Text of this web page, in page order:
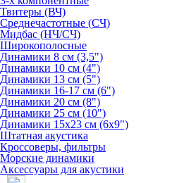
Твитеры (ВЧ)
Среднечастотные (СЧ)
Мидбас (НЧ/СЧ)
Широкополосные
Динамики 8 см (3,5")
Динамики 10 см (4")
Динамики 13 см (5")
Динамики 16-17 см (6")
Динамики 20 см (8")
Динамики 25 см (10")
Динамики 15х23 см (6х9")
Штатная акустика
Кроссоверы, фильтры
Морские динамики
Аксессуары для акустики